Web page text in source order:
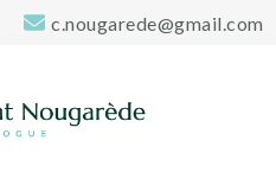
c.nougarede@gmail.com